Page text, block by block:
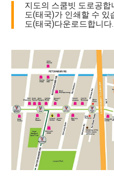
지도의 스쿰빗 도로공합
도(태국)가 인쇄할 수 있
도(태국)다운로드합니다.